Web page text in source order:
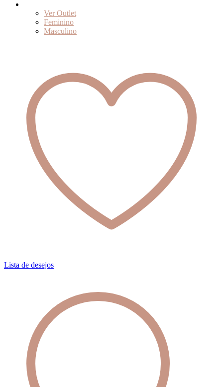
Ver Outlet
Feminino
Masculino
Lista de desejos